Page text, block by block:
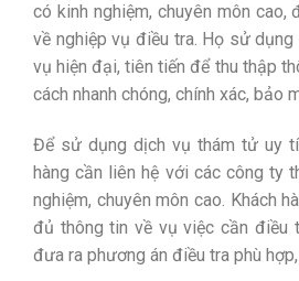
có kinh nghiệm, chuyên môn
về nghiệp vụ điều tra. Họ sử dụng
vụ hiện đại, tiên tiến để thu thập
cách nhanh chóng, chính xác, bảo
Để sử dụng dịch vụ thám tử uy
hàng cần liên hệ với các công ty
nghiệm, chuyên môn cao. Khách
đủ thông tin về vụ việc cần điều
đưa ra phương án điều tra phù